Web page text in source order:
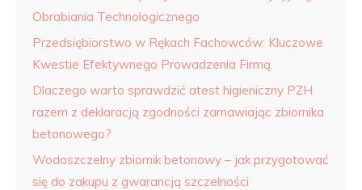
Obrabiania Technologicznego
Przedsiębiorstwo w Rękach Fachowców: Kluczowe
Kwestie Efektywnego Prowadzenia Firmą.
Dlaczego warto sprawdzić atest higieniczny PZH
razem z deklaracją zgodności zamawiając zbiornika
betonowego?
Wodoszczelny zbiornik betonowy – jak przygotować
się do zakupu z gwarancją szczelności